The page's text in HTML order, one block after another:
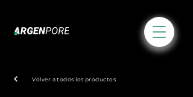
Volver a todos los productos